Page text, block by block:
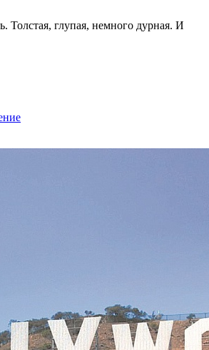
Толстая, глупая, немного дурная. И